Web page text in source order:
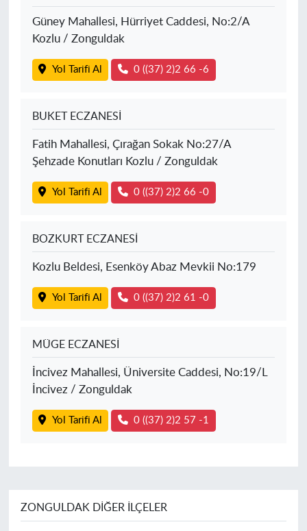
Güney Mahallesi, Hürriyet Caddesi, No:2/A
Kozlu / Zonguldak
Yol Tarifi Al 0 ((37) 2)2 66 -6
BUKET ECZANESİ
Fatih Mahallesi, Çırağan Sokak No:27/A
Şehzade Konutları Kozlu / Zonguldak
Yol Tarifi Al 0 ((37) 2)2 66 -0
BOZKURT ECZANESİ
Kozlu Beldesi, Esenköy Abaz Mevkii No:179
Yol Tarifi Al 0 ((37) 2)2 61 -0
MÜGE ECZANESİ
İncivez Mahallesi, Üniversite Caddesi, No:19/L
İncivez / Zonguldak
Yol Tarifi Al 0 ((37) 2)2 57 -1
ZONGULDAK DIĞER İLÇELER